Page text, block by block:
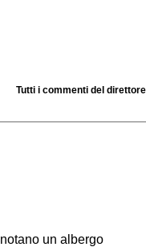
Tutti i commenti del direttore
un albergo